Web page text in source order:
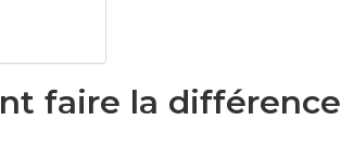
faire la différence